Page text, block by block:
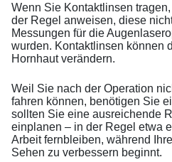
Wenn Sie Kontaktlinsen
der Regel anweisen, diese
Messungen für die
wurden. Kontaktlinsen können
Hornhaut verändern.
Weil Sie nach der Operation
fahren können, benötigen Sie
sollten Sie eine ausreichende
einplanen – in der Regel etwa
Arbeit fernbleiben, während
Sehen zu verbessern beginnt.